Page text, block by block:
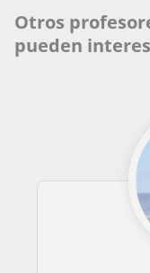
Otros
pueden